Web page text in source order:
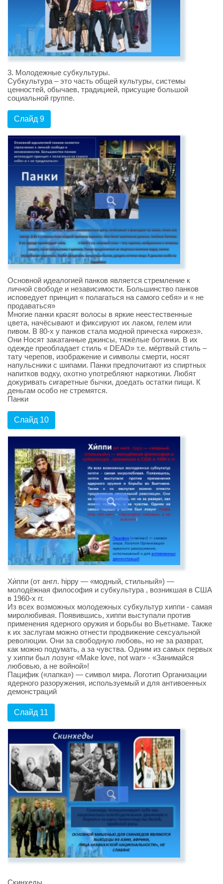
3. Молодежные субкультуры.
Субкультура – это часть общей культуры, системы
ценностей, обычаев, традицией, присущие большой
социальной группе.
Слайд 9
Основной идеалогией панков является стремление к
личной свободе и независимости. Большинство панков
исповедует принцип « полагаться на самого себя» и « не
продаваться»
Многие панки красят волосы в яркие неестественные
цвета, начёсывают и фиксируют их лаком, гелем или
пивом. В 80-х у панков стала модной прическа «ирокез».
Они Носят закатанные джинсы, тяжёлые ботинки. В их
одежде преобладает стиль « DEAD» т.е. мёртвый стиль –
тату черепов, изображение и символы смерти, носят
напульсники с шипами. Панки предпочитают из спиртных
напитков водку, охотно употребляют наркотики. Любят
докуривать сигаретные бычки, доедать остатки пищи. К
деньгам особо не стремятся.
Панки
Слайд 10
Хи́ппи (от англ. hippy — «модный, стильный») —
молодёжная философия и субкультура , возникшая в США
в 1960-х гг.
Из всех возможных молодежных субкультур хиппи - самая
миролюбивая. Появившись, хиппи выступали против
применения ядерного оружия и борьбы во Вьетнаме. Также
к их заслугам можно отнести продвижение сексуальной
революции. Они за свободную любовь, но не за разврат,
как можно подумать, а за чувства. Одним из самых первых
у хиппи был лозунг «Make love, not war» - «Занимайся
любовью, а не войной»!
Пацифик («лапка») — символ мира. Логотип Организации
ядерного разоружения, используемый и для антивоенных
демонстраций
Слайд 11